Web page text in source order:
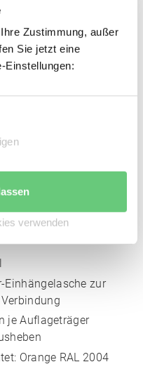
Zustimmung, außer
Sie jetzt eine
Einstellungen:
verwenden
Einhängelasche zur
je Auflageträger
Orange RAL 2004